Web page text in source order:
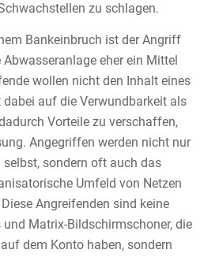
zu schlagen.
Bankeinbruch ist der Angriff
eher ein Mittel
wollen nicht den Inhalt eines
auf die Verwundbarkeit als
Vorteile zu verschaffen,
Angegriffen werden nicht nur
sondern oft auch das
Umfeld von Netzen
Angreifenden sind keine
Matrix-Bildschirmschoner, die
dem Konto haben, sondern